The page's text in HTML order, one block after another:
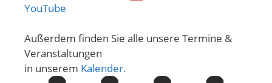
YouTube
Außerdem finden Sie alle unsere Termine &
Veranstaltungen
in unserem Kalender.